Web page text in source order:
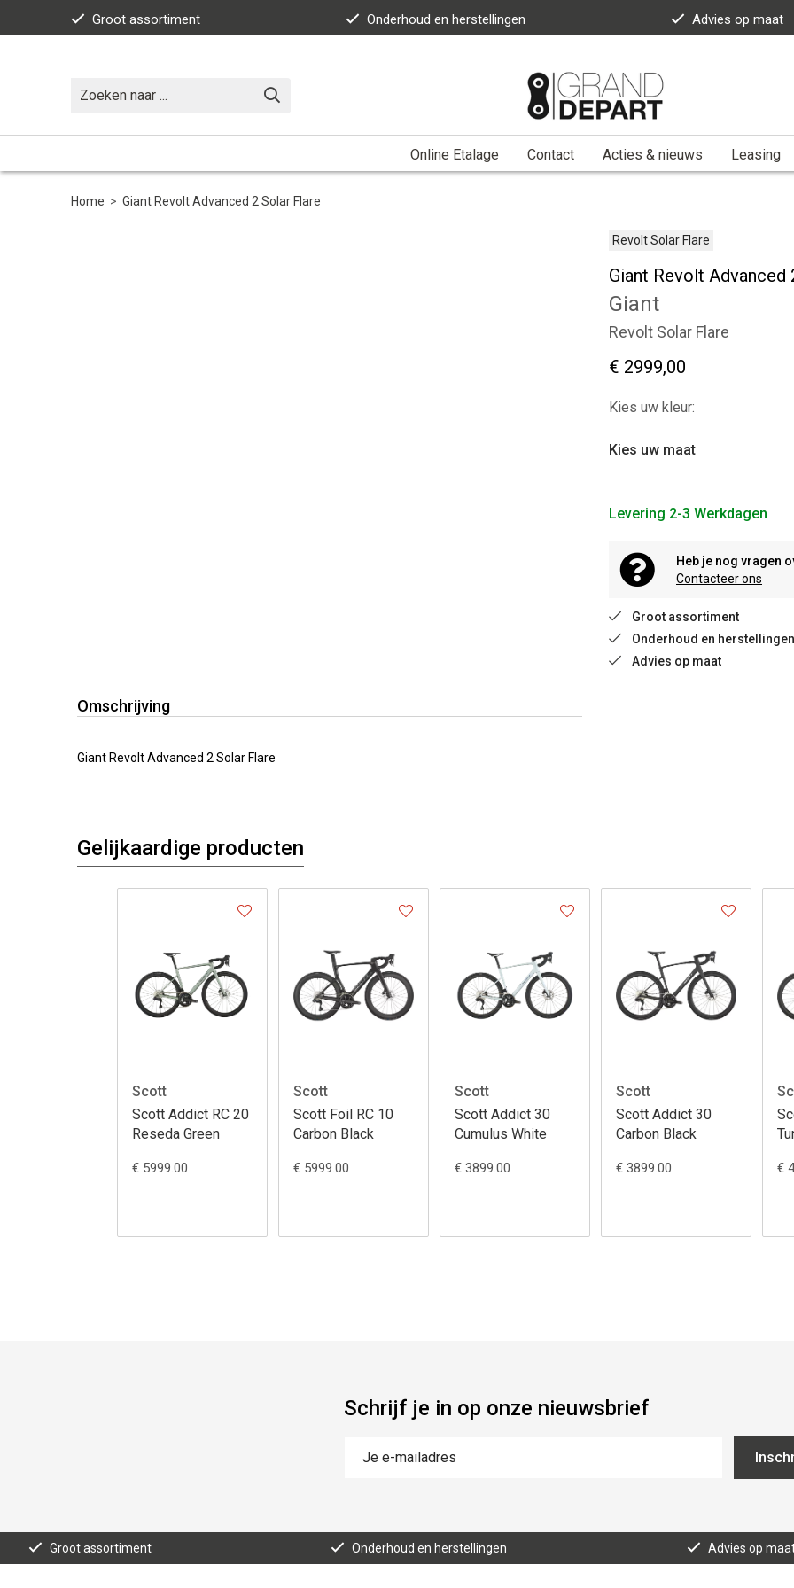
Groot assortiment Onderhoud en herstellingen Advies op maat
Online Etalage Contact Acties & nieuws Leasing
Home > Giant Revolt Advanced 2 Solar Flare
Revolt Solar Flare
Giant Revolt Advanced
Giant
Revolt Solar Flare
€ 2999,00
Kies uw kleur:
Kies uw maat
Levering 2-3 Werkdagen
Heb je nog vragen
Contacteer ons
Groot assortiment
Onderhoud en herstellingen
Advies op maat
Omschrijving
Giant Revolt Advanced 2 Solar Flare
Gelijkaardige producten
Scott
Scott Addict 30
Carbon Black
€ 3899.00
Scott
Scott Addict 20
Tungsten Grey
€ 4999.00
Scott
Scott Foil RC 20
Carbon Grey
€ 4999.00
Scott
Scott 2025 Addict
RC 10 Bahama
€ 6699.00
Schrijf je in op onze nieuwsbrief
Groot assortiment Onderhoud en herstellingen Advies op